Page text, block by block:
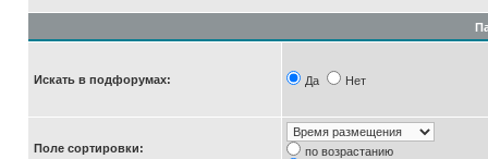
Искать в подфорумах: Да Нет
Поле сортировки:
по возрастанию